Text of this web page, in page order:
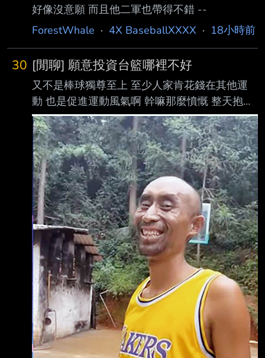
好像沒意願 而且他二軍也帶得不錯 --
ForestWhale · 4X BaseballXXXX · 18小時前
30 [閒聊] 願意投資台籃哪裡不好
又不是棒球獨尊至上 至少人家肯花錢在其他運
動 也是促進運動風氣啊 幹嘛那麼憤慨 整天抱怨
台灣運動風氣不好 看到人家花錢在別的運動又
在暴怒 搞得像是殺父仇人或是有排擠到資源一
樣== -- Yes I know Syndergaard is throwing
90 mph change ups. Don't @ me please. by
ithrow88 -- 中職也是這幾年才在賺錢啊== 至少
人家肯花肯開高薪 怎麼會沒有，至少越多人
打，他們現在要搞定的是兩聯盟雙軌制 你知我
知這東西是搞出來幹嘛的，他不是一